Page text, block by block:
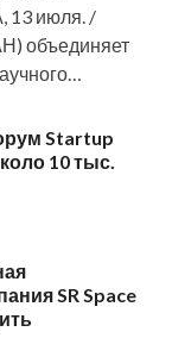
13 июля. /
объединяет
Startup
10 тыс.
SR Space